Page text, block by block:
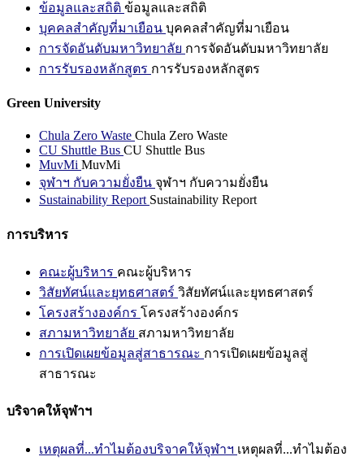
ข้อมูลและสถิติ ข้อมูลและสถิติ
บุคคลสำคัญที่มาเยือน บุคคลสำคัญที่มาเยือน
การจัดอันดับมหาวิทยาลัย การจัดอันดับมหาวิทยาลัย
การรับรองหลักสูตร การรับรองหลักสูตร
Green University
Chula Zero Waste Chula Zero Waste
CU Shuttle Bus CU Shuttle Bus
MuvMi MuvMi
จุฬาฯ กับความยั่งยืน จุฬาฯ กับความยั่งยืน
Sustainability Report Sustainability Report
การบริหาร
คณะผู้บริหาร คณะผู้บริหาร
วิสัยทัศน์และยุทธศาสตร์ วิสัยทัศน์และยุทธศาสตร์
โครงสร้างองค์กร โครงสร้างองค์กร
สภามหาวิทยาลัย สภามหาวิทยาลัย
การเปิดเผยข้อมูลสู่สาธารณะ การเปิดเผยข้อมูลสู่
สาธารณะ
บริจาคให้จุฬาฯ
เหตุผลที่...ทำไมต้องบริจาคให้จุฬาฯ เหตุผลที่...ทำไมต้อง